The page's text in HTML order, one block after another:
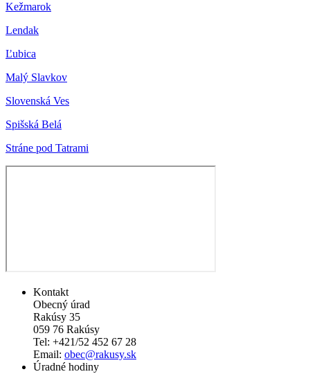
Kežmarok
Lendak
Ľubica
Malý Slavkov
Slovenská Ves
Spišská Belá
Stráne pod Tatrami
Kontakt
Obecný úrad
Rakúsy 35
059 76 Rakúsy
Tel: +421/52 452 67 28
Email: obec@rakusy.sk
Úradné hodiny